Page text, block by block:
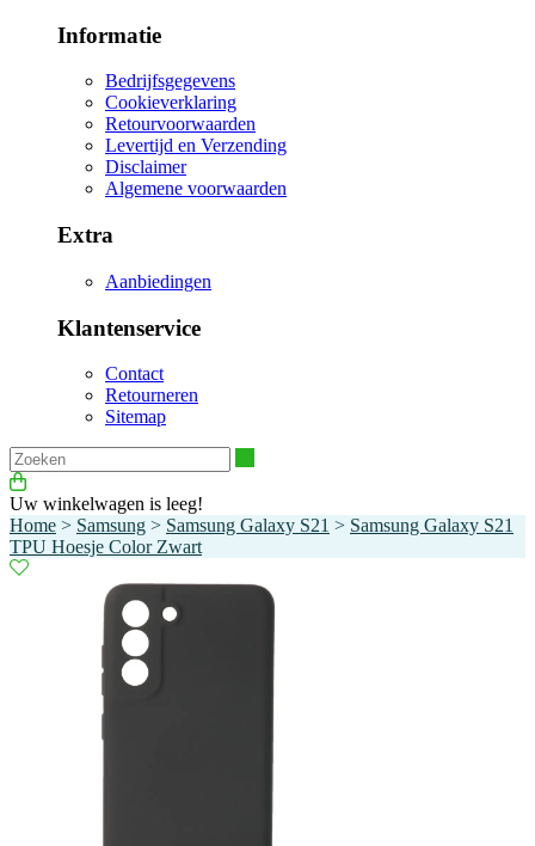
Informatie
Bedrijfsgegevens
Cookieverklaring
Retourvoorwaarden
Levertijd en Verzending
Disclaimer
Algemene voorwaarden
Extra
Aanbiedingen
Klantenservice
Contact
Retourneren
Sitemap
Uw winkelwagen is leeg!
Home > Samsung > Samsung Galaxy S21 > Samsung Galaxy S21
TPU Hoesje Color Zwart